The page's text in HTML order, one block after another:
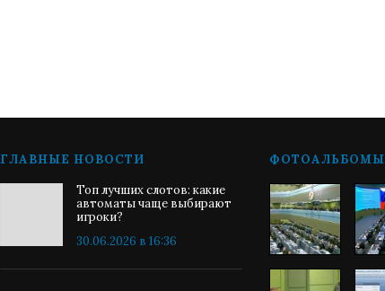
ГЛАВНЫЕ НОВОСТИ
Топ лучших слотов: какие
автоматы чаще выбирают
игроки?
30.06.2026 в 16:36
ФОТОАЛЬБОМЫ